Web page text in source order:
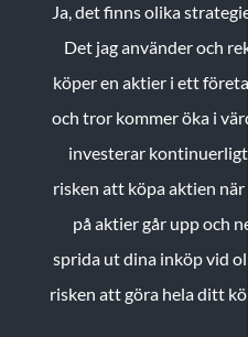
Ja, det finns olika
Det jag använder och
köper en aktier i ett
och tror kommer öka i
investerar
risken att köpa aktien
på aktier går upp och
sprida ut dina inköp vid
risken att göra hela ditt